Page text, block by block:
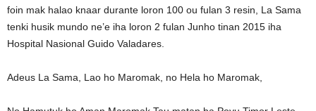
foin mak halao knaar durante loron 100 ou fulan 3 resin, La Sama
tenki husik mundo ne’e iha loron 2 fulan Junho tinan 2015 iha
Hospital Nasional Guido Valadares.
Adeus La Sama, Lao ho Maromak, no Hela ho Maromak,